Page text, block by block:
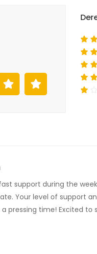
support during the
Your level of support
pressing time! Excited